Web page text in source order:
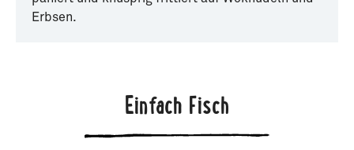
Erbsen.
Einfach Fisch